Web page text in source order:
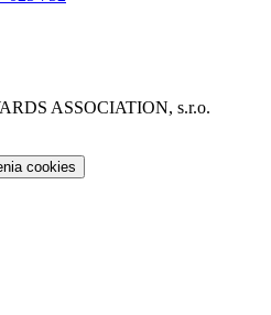
ASSOCIATION, s.r.o.
cookies